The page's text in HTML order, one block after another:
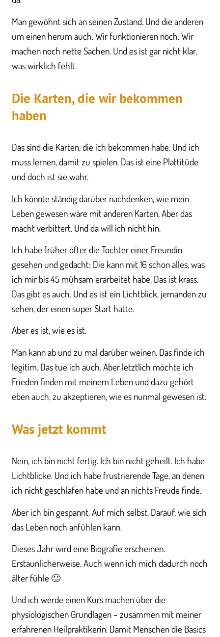
Man gewöhnt sich an seinen Zustand. Und die anderen
um einen herum auch. Wir funktionieren noch. Wir
machen noch nette Sachen. Und es ist gar nicht klar,
was wirklich fehlt.
Die Karten, die wir bekommen
haben
Das sind die Karten, die ich bekommen habe. Und ich
muss lernen, damit zu spielen. Das ist eine Plattitüde
und doch ist sie wahr.
Ich könnte ständig darüber nachdenken, wie mein
Leben gewesen wäre mit anderen Karten. Aber das
macht verbittert. Und da will ich nicht hin.
Ich habe früher öfter die Tochter einer Freundin
gesehen und gedacht: Die kann mit 16 schon alles, was
ich mir bis 45 mühsam erarbeitet habe. Das ist krass.
Das gibt es auch. Und es ist ein Lichtblick, jemanden zu
sehen, der einen super Start hatte.
Aber es ist, wie es ist.
Man kann ab und zu mal darüber weinen. Das finde ich
legitim. Das tue ich auch. Aber letztlich möchte ich
Frieden finden mit meinem Leben und dazu gehört
eben auch, zu akzeptieren, wie es nunmal gewesen ist.
Was jetzt kommt
Nein, ich bin nicht fertig. Ich bin nicht geheilt. Ich habe
Lichtblicke. Und ich habe frustrierende Tage, an denen
ich nicht geschlafen habe und an nichts Freude finde.
Aber ich bin gespannt. Auf mich selbst. Darauf, wie sich
das Leben noch anfühlen kann.
Dieses Jahr wird eine Biografie erscheinen.
Erstaunlicherweise. Auch wenn ich mich dadurch noch
älter fühle 🙂
Und ich werde einen Kurs machen über die
physiologischen Grundlagen – zusammen mit meiner
erfahrenen Heilpraktikerin. Damit Menschen die Basics